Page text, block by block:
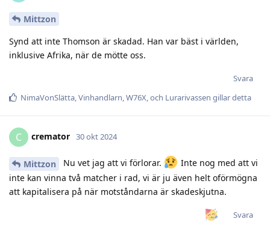
Mittzon
Synd att inte Thomson är skadad. Han var bäst i världen,
inklusive Afrika, när de mötte oss.
Svara
NimaVonSlätta,Vinhandlarn,W76X, och Lurarivassen gillar detta
C cremator 30 okt 2024
Mittzon Nu vet jag att vi förlorar.
Inte nog med att vi
inte kan vinna två matcher i rad, vi är ju även helt oförmögna
att kapitalisera på när motståndarna är skadeskjutna.
Svara